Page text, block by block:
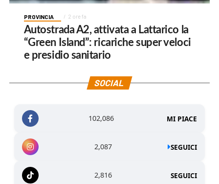
PROVINCIA 2 ore fa
Autostrada A2, attivata a Lattarico la
“Green Island”: ricariche super veloci
e presidio sanitario
SOCIAL
102,086 MI PIACE
2,087 SEGUICI
2,816 SEGUICI